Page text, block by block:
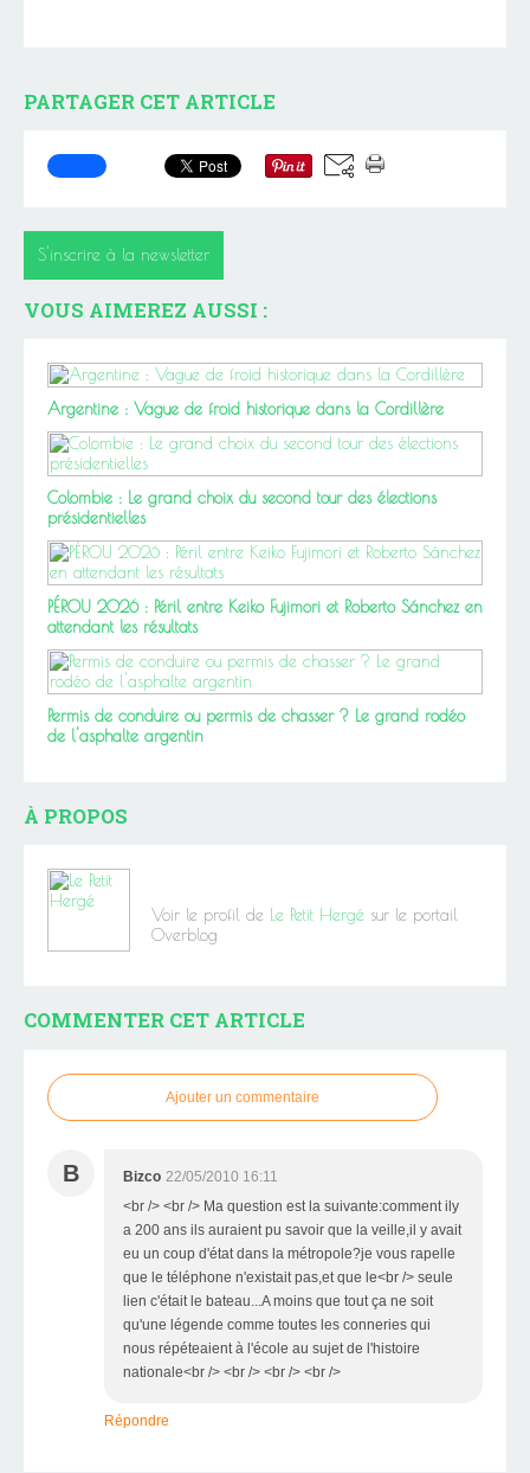
PARTAGER CET ARTICLE
S'inscrire à la newsletter
VOUS AIMEREZ AUSSI :
Argentine : Vague de froid historique dans la Cordillère
Colombie : Le grand choix du second tour des élections
présidentielles
PÉROU 2026 : Péril entre Keiko Fujimori et Roberto Sánchez en
attendant les résultats
Permis de conduire ou permis de chasser ? Le grand rodéo
de l'asphalte argentin
À PROPOS
Voir le profil de Le Petit Hergé sur le portail
Overblog
COMMENTER CET ARTICLE
Ajouter un commentaire
B Bizco 22/05/2010 16:11
<br /> <br /> Ma question est la suivante:comment ily
a 200 ans ils auraient pu savoir que la veille,il y avait
eu un coup d'état dans la métropole?je vous rapelle
que le téléphone n'existait pas,et que le<br /> seule
lien c'était le bateau...A moins que tout ça ne soit
qu'une légende comme toutes les conneries qui
nous répéteaient à l'école au sujet de l'histoire
nationale<br /> <br /> <br /> <br />
Répondre